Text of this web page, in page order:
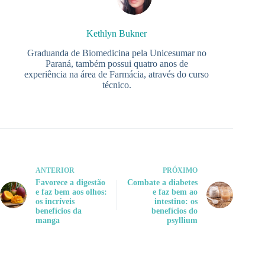
Kethlyn Bukner
Graduanda de Biomedicina pela Unicesumar no
Paraná, também possui quatro anos de
experiência na área de Farmácia, através do curso
técnico.
ANTERIOR
Favorece a digestão
e faz bem aos olhos:
os incríveis
benefícios da
manga
PRÓXIMO
Combate a diabetes
e faz bem ao
intestino: os
benefícios do
psyllium